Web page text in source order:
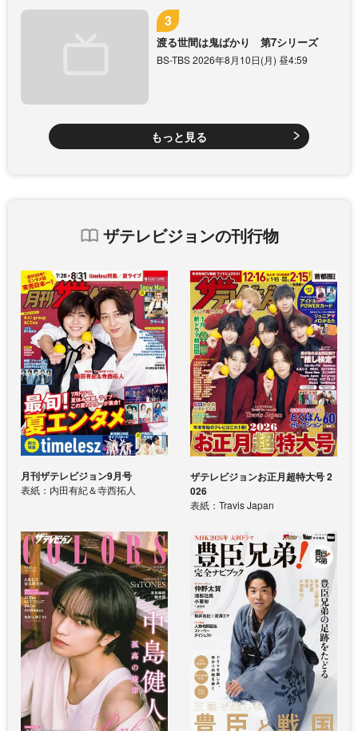
渡る世間は鬼ばかり 第7シリーズ
BS-TBS 2026年8月10日(月) 昼4:59
もっと見る
ザテレビジョンの刊行物
月刊ザテレビジョン9月号
表紙：内田有紀＆寺西拓人
ザテレビジョンお正月超特大号 2
026
表紙：Travis Japan